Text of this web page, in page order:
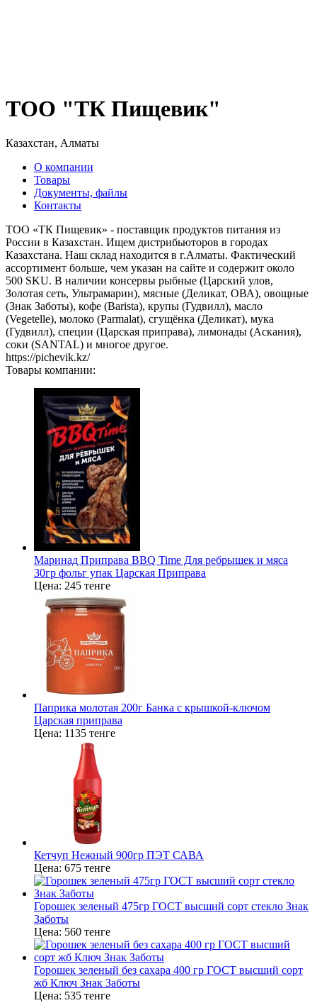
ТОО "ТК Пищевик"
Казахстан, Алматы
О компании
Товары
Документы, файлы
Контакты
ТОО «ТК Пищевик» - поставщик продуктов питания из
России в Казахстан. Ищем дистрибьюторов в городах
Казахстана. Наш склад находится в г.Алматы. Фактический
ассортимент больше, чем указан на сайте и содержит около
500 SKU. В наличии консервы рыбные (Царский улов,
Золотая сеть, Ультрамарин), мясные (Деликат, ОВА), овощные
(Знак Заботы), кофе (Barista), крупы (Гудвилл), масло
(Vegetelle), молоко (Parmalat), сгущёнка (Деликат), мука
(Гудвилл), специи (Царская приправа), лимонады (Аскания),
соки (SANTAL) и многое другое.
https://pichevik.kz/
Товары компании:
Маринад Приправа BBQ Time Для ребрышек и мяса
30гр фольг упак Царская Приправа
Цена: 245 тенге
Паприка молотая 200г Банка с крышкой-ключом
Царская приправа
Цена: 1135 тенге
Кетчуп Нежный 900гр ПЭТ САВА
Цена: 675 тенге
Горошек зеленый 475гр ГОСТ высший сорт стекло Знак
Заботы
Цена: 560 тенге
Горошек зеленый без сахара 400 гр ГОСТ высший сорт
жб Ключ Знак Заботы
Цена: 535 тенге